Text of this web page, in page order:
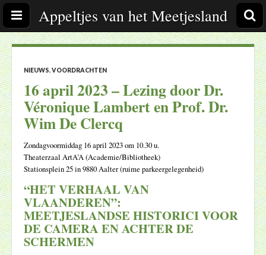
Appeltjes van het Meetjesland
NIEUWS,VOORDRACHTEN
16 april 2023 – Lezing door Dr.
Véronique Lambert en Prof. Dr.
Wim De Clercq
Zondagvoormiddag 16 april 2023 om 10.30 u.
Theaterzaal ArtA’A (Academie/Bibliotheek)
Stationsplein 25 in 9880 Aalter (ruime parkeergelegenheid)
“HET VERHAAL VAN
VLAANDEREN”:
MEETJESLANDSE HISTORICI VOOR
DE CAMERA EN ACHTER DE
SCHERMEN